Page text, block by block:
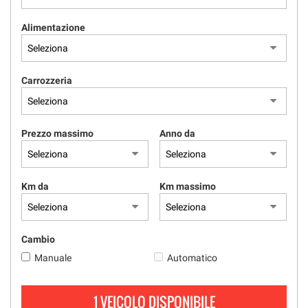
Alimentazione
Carrozzeria
Prezzo massimo Anno da
Km da Km massimo
Cambio
Manuale
Automatico
1 VEICOLO DISPONIBILE
adottiamo
per
offrire
funzionalità
svolgere
le
attività
seguito
descritte.
Per
ottenere
informazioni
sull'utilità